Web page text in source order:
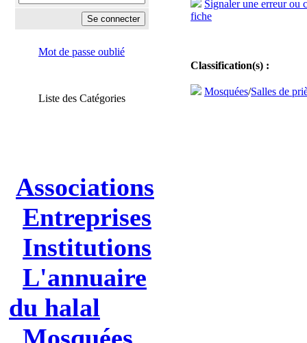
Mot de passe oublié
Liste des Catégories
Associations
Entreprises
Institutions
L'annuaire
du halal
Signaler une erreur ou
fiche
Classification(s) :
Mosquées/Salles de